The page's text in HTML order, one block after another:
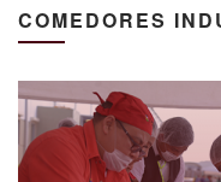
COMEDORES